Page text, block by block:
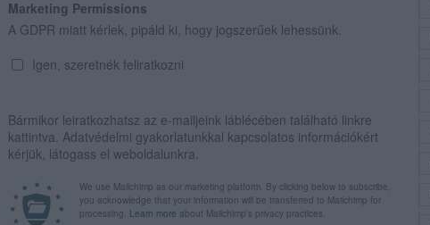
A KAPOSVÁRI VIRÁGFÜRDŐT
egyik feltöltés alatt lévő medencéjénél, az
Vármegyei Katasztrófavédelmi Igazgatóság